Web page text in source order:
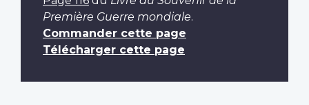
Première Guerre mondiale.
Commander cette page
Télécharger cette page